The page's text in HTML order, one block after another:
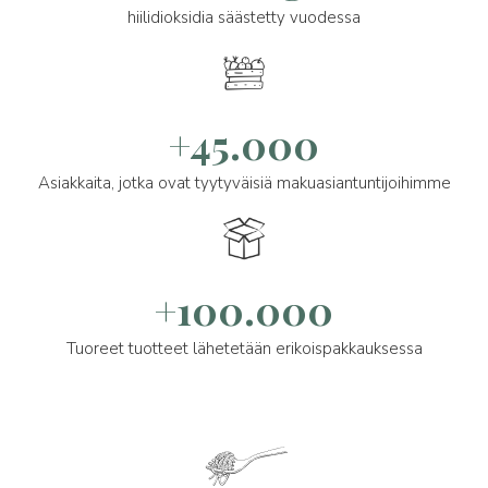
hiilidioksidia säästetty vuodessa
+45.000
Asiakkaita, jotka ovat tyytyväisiä makuasiantuntijoihimme
+100.000
Tuoreet tuotteet lähetetään erikoispakkauksessa